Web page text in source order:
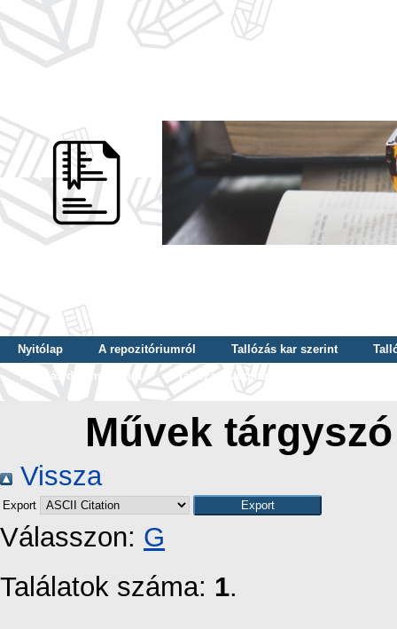
Nyitólap A repozitóriumról Tallózás kar szerint
Tallózás dátum szerint
Tallózás tudományterület szerint
Művek
Vissza
Export
Válasszon: G
Találatok száma: 1.